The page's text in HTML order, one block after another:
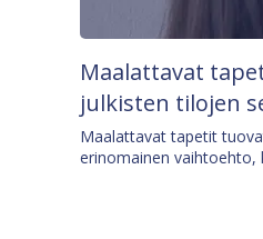
Maalattavat
julkisten tilojen
Maalattavat tapetit
erinomainen vaihtoehto,